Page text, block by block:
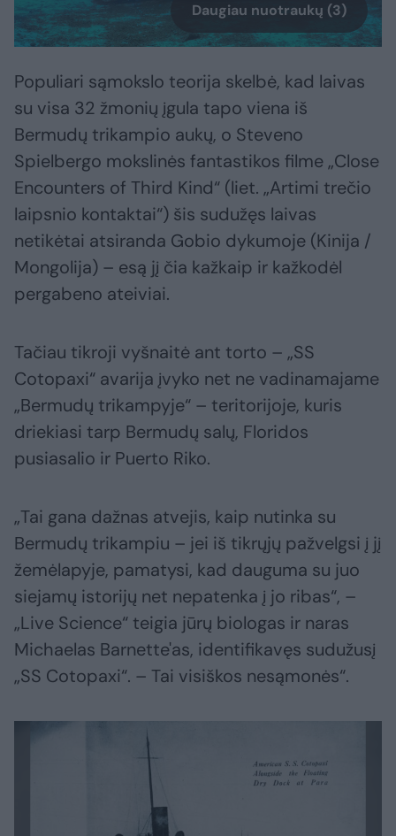
Daugiau nuotraukų (3)
Populiari sąmokslo teorija skelbė, kad laivas
su visa 32 žmonių įgula tapo viena iš
Bermudų trikampio aukų, o Steveno
Spielbergo mokslinės fantastikos filme „Close
Encounters of Third Kind“ (liet. „Artimi trečio
laipsnio kontaktai“) šis sudužęs laivas
netikėtai atsiranda Gobio dykumoje (Kinija /
Mongolija) – esą jį čia kažkaip ir kažkodėl
pergabeno ateiviai.
Tačiau tikroji vyšnaitė ant torto – „SS
Cotopaxi“ avarija įvyko net ne vadinamajame
„Bermudų trikampyje“ – teritorijoje, kuris
driekiasi tarp Bermudų salų, Floridos
pusiasalio ir Puerto Riko.
„Tai gana dažnas atvejis, kaip nutinka su
Bermudų trikampiu – jei iš tikrųjų pažvelgsi į jį
žemėlapyje, pamatysi, kad dauguma su juo
siejamų istorijų net nepatenka į jo ribas“, –
„Live Science“ teigia jūrų biologas ir naras
Michaelas Barnette'as, identifikavęs sudužusį
„SS Cotopaxi“. – Tai visiškos nesąmonės“.